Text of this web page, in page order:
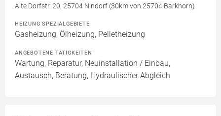
Alte Dorfstr. 20, 25704 Nindorf (30km von 25704 Barkhorn)
HEIZUNG SPEZIALGEBIETE
Gasheizung, Ölheizung, Pelletheizung
ANGEBOTENE TÄTIGKEITEN
Wartung, Reparatur, Neuinstallation / Einbau,
Austausch, Beratung, Hydraulischer Abgleich